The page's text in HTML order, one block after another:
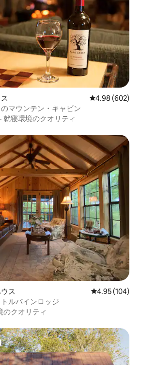
レビュー602
4.98 (602)
マウンテン・キャビン
· 就寝環境のクオリティ
ス レビュー104
4.95 (104)
ルパインロッジ
のクオリティ
イスです。